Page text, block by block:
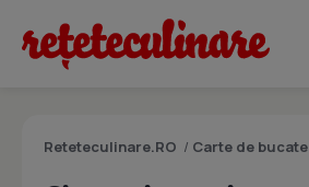
Reteteculinare.RO / Carte de bucate